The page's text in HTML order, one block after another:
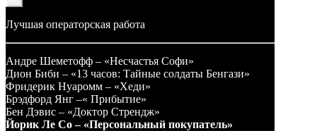
Лучшая операторская работа
Андре Шеметофф – «Несчастья Софи»
Дион Биби – «13 часов: Тайные солдаты Бенгази»
Фридерик Нуаромм – «Хеди»
Брэдфорд Янг –« Прибытие»
Бен Дэвис – «Доктор Стрендж»
Йорик Ле Со – «Персональный покупатель»